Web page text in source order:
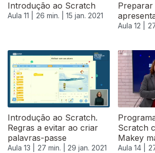
Introdução ao Scratch
Aula 11 | 26 min. | 15 jan. 2021
Preparar
Aula 12 |
Introdução ao Scratch.
Regras a evitar ao criar
palavras-passe
Aula 13 | 27 min. | 29 jan. 2021
Scratch
Makey
Aula 14 |